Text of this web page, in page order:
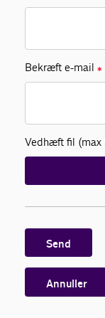
Bekræft e-mail ✱
Vedhæft fil (max
Send
Annuller